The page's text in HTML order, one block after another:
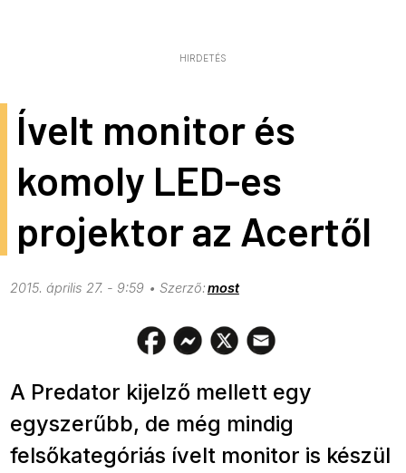
HIRDETÉS
Ívelt monitor és
komoly LED-es
projektor az Acertől
2015. április 27. - 9:59 most
A Predator kijelző mellett egy
egyszerűbb, de még mindig
felsőkategóriás ívelt monitor is készül